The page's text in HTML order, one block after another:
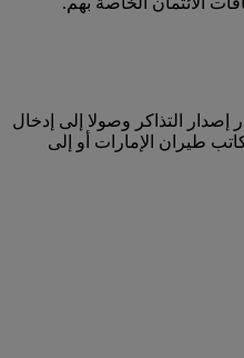
إصدار التذاكر وصولا إلى إدخال
طيران الإمارات أو إلى